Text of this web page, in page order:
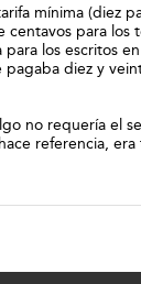
mínima (diez
centavos para los
los escritos
diez y
no requería el
referencia,